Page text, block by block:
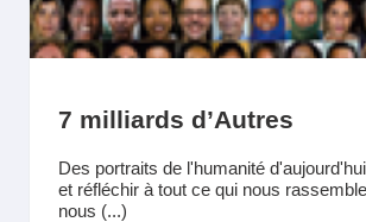
7 milliards d’Autres
Des portraits de l'humanité
et réfléchir à tout ce qui nous
nous (...)